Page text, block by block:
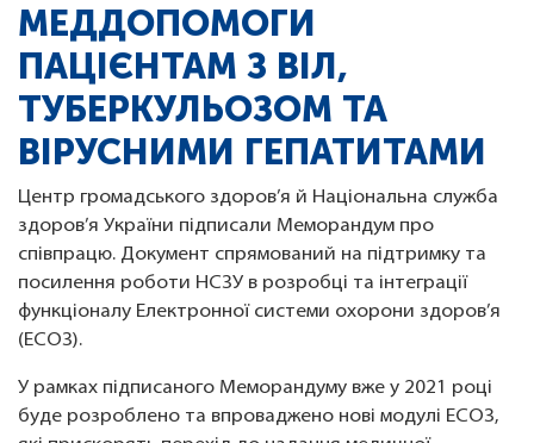
МЕДДОПОМОГИ
ПАЦІЄНТАМ З ВІЛ,
ТУБЕРКУЛЬОЗОМ ТА
ВІРУСНИМИ ГЕПАТИТАМИ
Центр громадського здоров’я й Національна служба
здоров’я України підписали Меморандум про
співпрацю. Документ спрямований на підтримку та
посилення роботи НСЗУ в розробці та інтеграції
функціоналу Електронної системи охорони здоров’я
(ЕСОЗ).
У рамках підписаного Меморандуму вже у 2021 році
буде розроблено та впроваджено нові модулі ЕСОЗ,